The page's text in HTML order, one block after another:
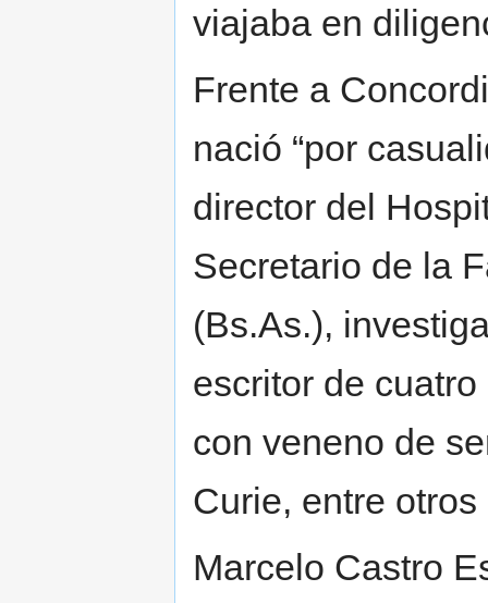
viajaba en
Frente a
nació “por
director del
Secretario de la
(Bs.As.),
escritor de
con veneno de
Curie, entre
Marcelo Castro